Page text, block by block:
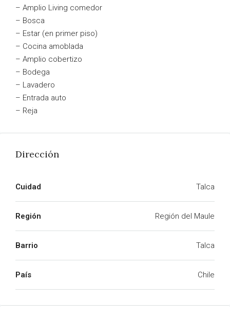
– Amplio Living comedor
– Bosca
– Estar (en primer piso)
– Cocina amoblada
– Amplio cobertizo
– Bodega
– Lavadero
– Entrada auto
– Reja
Dirección
Cuidad Talca
Región Región del Maule
Barrio Talca
País Chile